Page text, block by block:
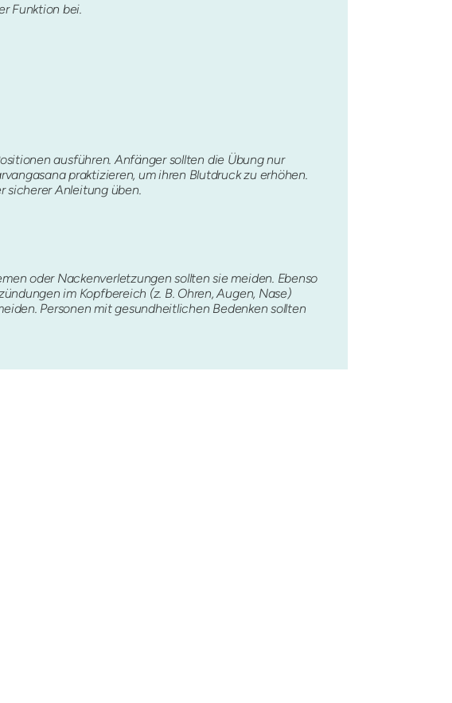
Funktion bei.
ausführen. Anfänger sollten die Übung nur
praktizieren, um ihren Blutdruck zu erhöhen.
sicherer Anleitung üben.
oder Nackenverletzungen sollten sie meiden. Ebenso
im Kopfbereich (z. B. Ohren, Augen, Nase)
Personen mit gesundheitlichen Bedenken sollten